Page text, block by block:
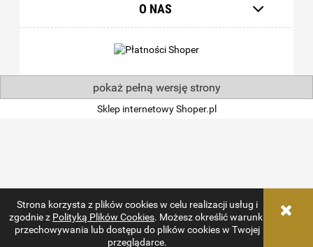
Strona korzysta z plików cookies w celu realizacji usług i
zgodnie z Polityką Plików Cookies. Możesz określić warunki
przechowywania lub dostępu do plików cookies w Twojej
przeglądarce.
O NAS
pokaż pełną wersję strony
Sklep internetowy Shoper.pl